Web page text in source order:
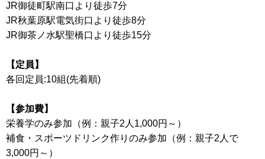
JR御徒町駅南口より徒歩7分
JR秋葉原駅電気街口より徒歩8分
JR御茶ノ水駅聖橋口より徒歩15分
【定員】
各回定員:10組(先着順)
【参加費】
栄養学のみ参加（例：親子2人1,000円～）
補食・スポーツドリンク作りのみ参加（例：親子2人で
3,000円～）